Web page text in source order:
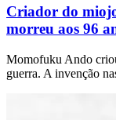
Criador do
morreu aos 96
Momofuku Ando
guerra. A invenção